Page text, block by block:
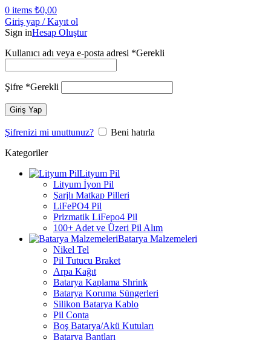
0 items ₺0,00
Giriş yap / Kayıt ol
Sign inHesap Oluştur
Kullanıcı adı veya e-posta adresi *Gerekli
Şifre *Gerekli
Giriş Yap
Şifrenizi mi unuttunuz?
Beni hatırla
Kategoriler
Lityum Pil
Lityum İyon Pil
Şarjlı Matkap Pilleri
LiFePO4 Pil
Prizmatik LiFepo4 Pil
100+ Adet ve Üzeri Pil Alım
Batarya Malzemeleri
Nikel Tel
Pil Tutucu Braket
Arpa Kağıt
Batarya Kaplama Shrink
Batarya Koruma Süngerleri
Silikon Batarya Kablo
Pil Conta
Boş Batarya/Akü Kutuları
Batarya Bantları